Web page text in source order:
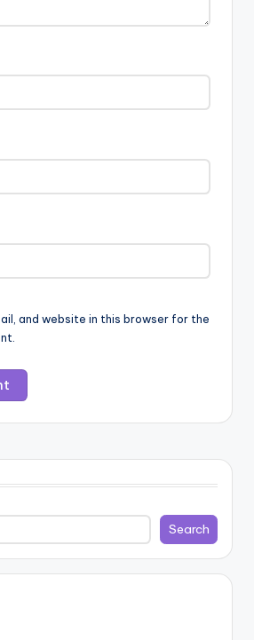
and website in this browser for the
Search